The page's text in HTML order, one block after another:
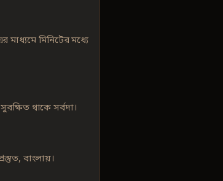
মাধ্যমে মিনিটের মধ্যে
থাকে সর্বদা।
বাংলায়।